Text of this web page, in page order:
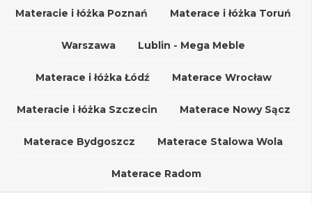
Materacie i łóżka Poznań Materace i łóżka Toruń
Warszawa Lublin - Mega Meble
Materace i łóżka Łódź Materace Wrocław
Materacie i łóżka Szczecin Materace Nowy Sącz
Materace Bydgoszcz Materace Stalowa Wola
Materace Radom